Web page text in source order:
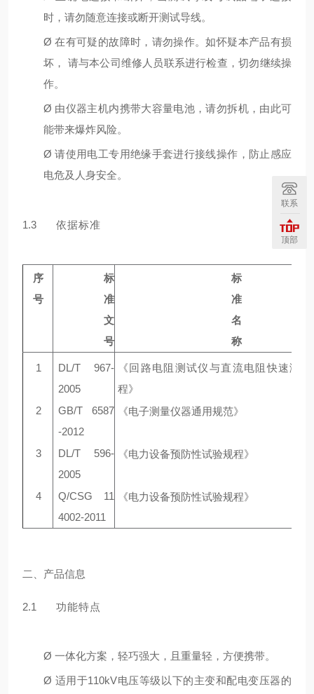
时，请勿随意连接或断开测试导线。
Ø在有可疑的故障时，请勿操作。如怀疑本产品有损
坏， 请与本公司维修⼈员联系进⾏检查，切勿继续操
作。
Ø 由仪器主机内携带⼤容量电池，请勿拆机，由此可
能带来爆炸⻛险。
Ø请使⽤电⼯专⽤绝缘⼿套进⾏接线操作，防⽌感应
电危及⼈⾝安全。
1.3 依据标准
序
号
标
准
⽂
号
标
准
名
称
1
DL/T 967-
2005
《回路电阻测试仪与直流电阻快速测
程》
2
GB/T 6587
-2012
《电⼦测量仪器通⽤规范》
3
DL/T 596-
2005
《电⼒设备预防性试验规程》
4
Q/CSG 11
4002-2011
《电⼒设备预防性试验规程》
二、 产品信息
2.1 功能特点
Ø ⼀体化⽅案，轻巧强⼤，且重量轻，⽅便携带。
Ø 适⽤于110kV电压等级以下的主变和配电变压器的
联系
顶部